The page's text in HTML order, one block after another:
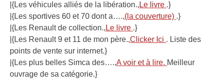
|{Les véhicules alliés de la libération., Le livre .}
|{Les sportives 60 et 70 dont a….,(la couverture) .}
|{Les Renault de collection., Le livre .}
|{Les Renault 9 et 11 de mon père.,Clicker Ici . Liste des
points de vente sur internet.}
|{Les plus belles Simca des….,A voir et à lire. Meilleur
ouvrage de sa catégorie.}